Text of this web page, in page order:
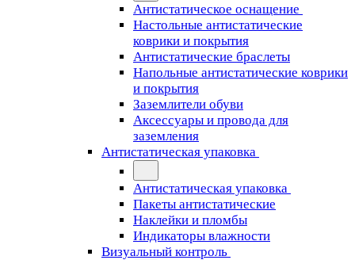
Антистатическое оснащение
Настольные антистатические
коврики и покрытия
Антистатические браслеты
Напольные антистатические коврики
и покрытия
Заземлители обуви
Аксессуары и провода для
заземления
Антистатическая упаковка
Антистатическая упаковка
Пакеты антистатические
Наклейки и пломбы
Индикаторы влажности
Визуальный контроль